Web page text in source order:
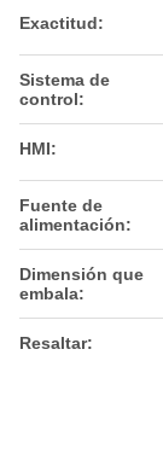
Exactitud:
Sistema de
control:
HMI:
Fuente de
alimentación:
Dimensión que
embala:
Resaltar: